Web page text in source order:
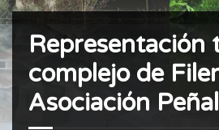
Representación
complejo de
Asociación